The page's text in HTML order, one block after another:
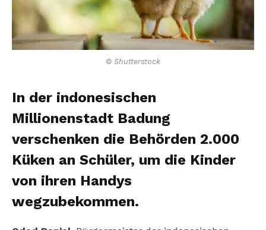
© Shutterstock
In der indonesischen
Millionenstadt Badung
verschenken die Behörden 2.000
Küken an Schüler, um die Kinder
von ihren Handys
wegzubekommen.